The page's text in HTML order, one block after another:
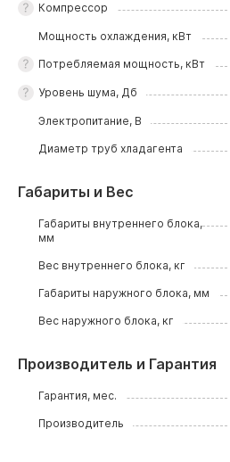
Компрессор
Мощность охлаждения, кВт
Потребляемая мощность, кВт
Уровень шума, Дб
Электропитание, В
Диаметр труб хладагента
Габариты и Вес
Габариты внутреннего блока,
мм
Вес внутреннего блока, кг
Габариты наружного блока, мм
Вес наружного блока, кг
Производитель и Гарантия
Гарантия, мес.
Производитель